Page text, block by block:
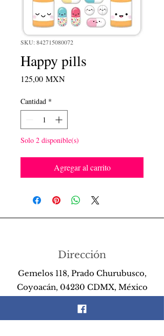
SKU: 842715080072
Happy pills
125,00 MXNPrecio
Cantidad *
Solo 2 disponible(s)
Agregar al carrito
Dirección
Gemelos 118, Prado Churubusco,
Coyoacán, 04230 CDMX, México